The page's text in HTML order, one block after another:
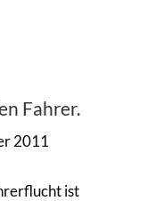
Fahrer.
2011
ist